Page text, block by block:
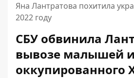
Яна Лантратова похитила
2022 году
СБУ обвинила
вывозе малышей
оккупированного